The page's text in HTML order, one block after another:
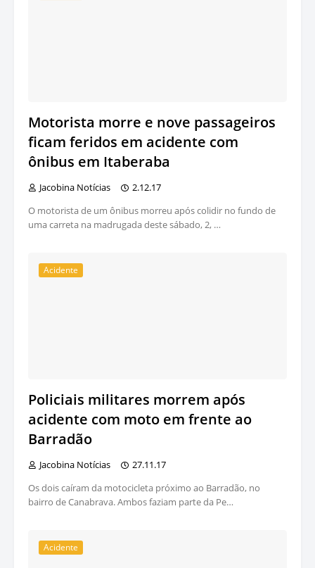
Motorista morre e nove passageiros
ficam feridos em acidente com
ônibus em Itaberaba
Jacobina Notícias
2.12.17
O motorista de um ônibus morreu após colidir no fundo de
uma carreta na madrugada deste sábado, 2, …
Acidente
Policiais militares morrem após
acidente com moto em frente ao
Barradão
Jacobina Notícias
27.11.17
Os dois caíram da motocicleta próximo ao Barradão, no
bairro de Canabrava. Ambos faziam parte da Pe…
Acidente